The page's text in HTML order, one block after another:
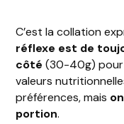
C’est la collation
réflexe est de
côté (30-40g) pour
valeurs
préférences, mais
portion.